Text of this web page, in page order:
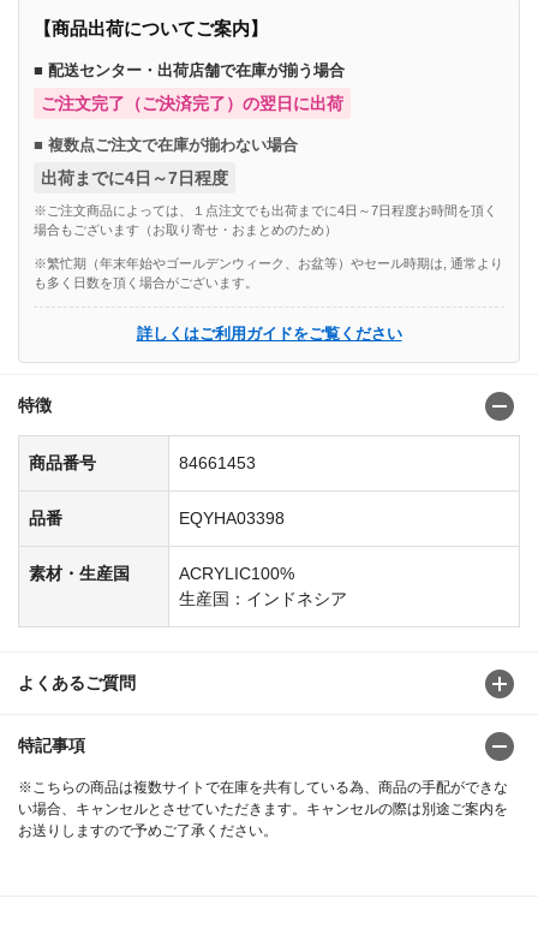
【商品出荷についてご案内】
■ 配送センター・出荷店舗で在庫が揃う場合
ご注文完了（ご決済完了）の翌日に出荷
■ 複数点ご注文で在庫が揃わない場合
出荷までに4日～7日程度
※ご注文商品によっては、１点注文でも出荷までに4日～7日程度お時間を頂く
場合もございます（お取り寄せ・おまとめのため）
※繁忙期（年末年始やゴールデンウィーク、お盆等）やセール時期は, 通常より
も多く日数を頂く場合がございます。
詳しくはご利用ガイドをご覧ください
特徴
商品番号 84661453
品番 EQYHA03398
素材・生産国
ACRYLIC100%
生産国：インドネシア
よくあるご質問
特記事項
※こちらの商品は複数サイトで在庫を共有している為、商品の手配ができな
い場合、キャンセルとさせていただきます。キャンセルの際は別途ご案内を
お送りしますので予めご了承ください。